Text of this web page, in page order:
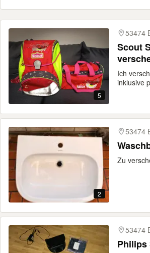
5
53474
Scout
Ich
inklusive
2
53474
Zu
53474
Philips